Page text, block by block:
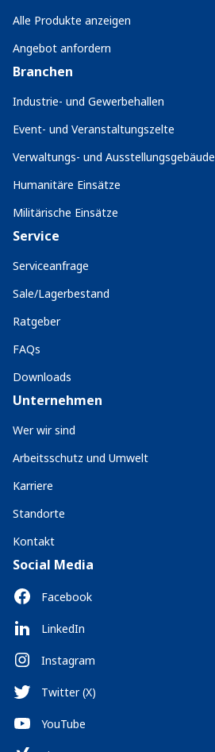
Alle Produkte anzeigen
Angebot anfordern
Branchen
Industrie- und Gewerbehallen
Event- und Veranstaltungszelte
Verwaltungs- und Ausstellungsgebäude
Humanitäre Einsätze
Militärische Einsätze
Service
Serviceanfrage
Sale/Lagerbestand
Ratgeber
FAQs
Downloads
Unternehmen
Wer wir sind
Arbeitsschutz und Umwelt
Karriere
Standorte
Kontakt
Social Media
Facebook
LinkedIn
Instagram
Twitter (X)
YouTube